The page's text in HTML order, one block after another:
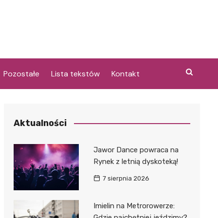
Pozostałe Lista tekstów Kontakt
Aktualności
Jawor Dance powraca na
Rynek z letnią dyskoteką!
7 sierpnia 2026
Imielin na Metrorowerze: